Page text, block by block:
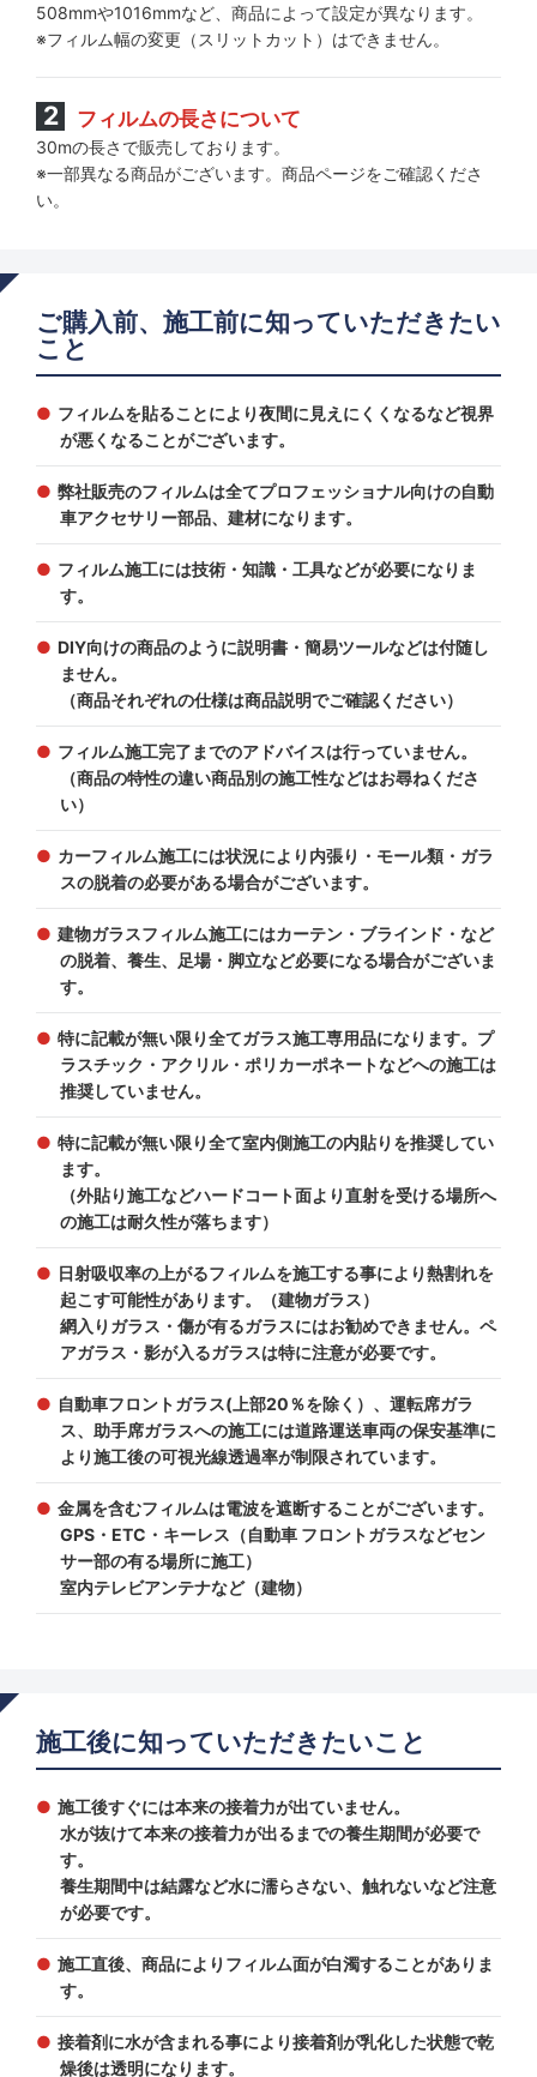
508mmや1016mmなど、商品によって設定が異なります。
※フィルム幅の変更（スリットカット）はできません。
フィルムの長さについて
30mの長さで販売しております。
※一部異なる商品がございます。商品ページをご確認くださ
い。
ご購入前、施工前に知っていただきたい
こと
フィルムを貼ることにより夜間に見えにくくなるなど視界
が悪くなることがございます。
弊社販売のフィルムは全てプロフェッショナル向けの自動
車アクセサリー部品、建材になります。
フィルム施工には技術・知識・工具などが必要になりま
す。
DIY向けの商品のように説明書・簡易ツールなどは付随し
ません。
（商品それぞれの仕様は商品説明でご確認ください）
フィルム施工完了までのアドバイスは行っていません。
（商品の特性の違い商品別の施工性などはお尋ねくださ
い）
カーフィルム施工には状況により内張り・モール類・ガラ
スの脱着の必要がある場合がございます。
建物ガラスフィルム施工にはカーテン・ブラインド・など
の脱着、養生、足場・脚立など必要になる場合がございま
す。
特に記載が無い限り全てガラス施工専用品になります。プ
ラスチック・アクリル・ポリカーポネートなどへの施工は
推奨していません。
特に記載が無い限り全て室内側施工の内貼りを推奨してい
ます。
（外貼り施工などハードコート面より直射を受ける場所へ
の施工は耐久性が落ちます）
日射吸収率の上がるフィルムを施工する事により熱割れを
起こす可能性があります。（建物ガラス）
網入りガラス・傷が有るガラスにはお勧めできません。ペ
アガラス・影が入るガラスは特に注意が必要です。
自動車フロントガラス(上部20％を除く）、運転席ガラ
ス、助手席ガラスへの施工には道路運送車両の保安基準に
より施工後の可視光線透過率が制限されています。
金属を含むフィルムは電波を遮断することがございます。
GPS・ETC・キーレス（自動車 フロントガラスなどセン
サー部の有る場所に施工）
室内テレビアンテナなど（建物）
施工後に知っていただきたいこと
施工後すぐには本来の接着力が出ていません。
水が抜けて本来の接着力が出るまでの養生期間が必要で
す。
養生期間中は結露など水に濡らさない、触れないなど注意
が必要です。
施工直後、商品によりフィルム面が白濁することがありま
す。
接着剤に水が含まれる事により接着剤が乳化した状態で乾
燥後は透明になります。